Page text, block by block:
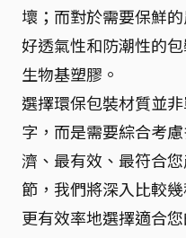
壞；而對於需要保鮮
好透氣性和防潮性的
生物基塑膠。
選擇環保包裝材質並
字，而是需要綜合考
濟、最有效、最符合
節，我們將深入比較
更有效率地選擇適合